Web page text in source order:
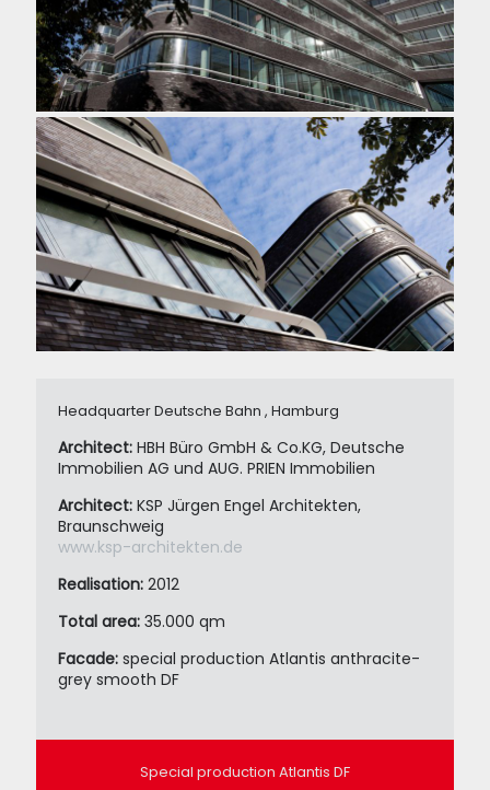
Headquarter Deutsche Bahn , Hamburg
Architect: HBH Büro GmbH & Co.KG, Deutsche
Immobilien AG und AUG. PRIEN Immobilien
Architect: KSP Jürgen Engel Architekten,
Braunschweig
www.ksp-architekten.de
Realisation: 2012
Total area: 35.000 qm
Facade: special production Atlantis anthracite-
grey smooth DF
Special production Atlantis DF